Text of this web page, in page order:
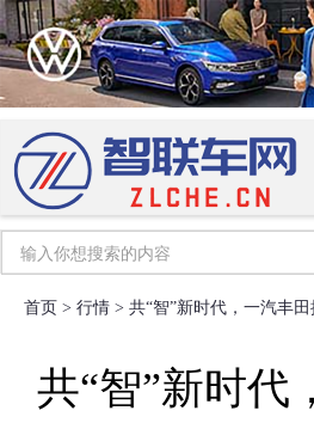
首页 > 行情 > 共“智”新时代，一汽丰
共“智”新时代